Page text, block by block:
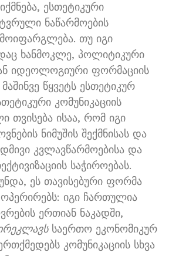
ესთეტიკური
ნაწარმოების
თუ იგი
ხანმოკლე, პოლიტიკური
იდეოლოგიური ფორმაციის
მაშინვე წყვეტს ესთეტიკურ
კომუნიკაციის
თვისება ისაა, რომ იგი
ნიმუშის შექმნისას და
კვლავწარმოებისა და
საჭიროებას.
ეს თავისებური ფორმა
იგი ჩართულია
ერთიან ნაკადში,
საერთო ეკონომიკურ
კომუნიკაციის სხვა